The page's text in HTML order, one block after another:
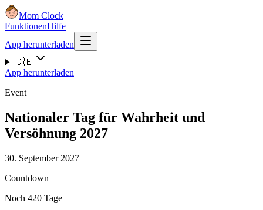
Mom Clock
FunktionenHilfe
App herunterladen
🇩🇪
App herunterladen
Event
Nationaler Tag für Wahrheit und
Versöhnung 2027
30. September 2027
Countdown
Noch 420 Tage